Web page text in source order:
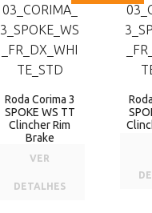
Roda Corima 3
SPOKE WS TT
Clincher Rim
Brake
VER
DETALHES